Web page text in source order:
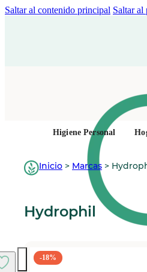
Saltar al contenido principal Saltar al
Higiene Personal
Inicio > Marcas >
Hydrophil
-18%